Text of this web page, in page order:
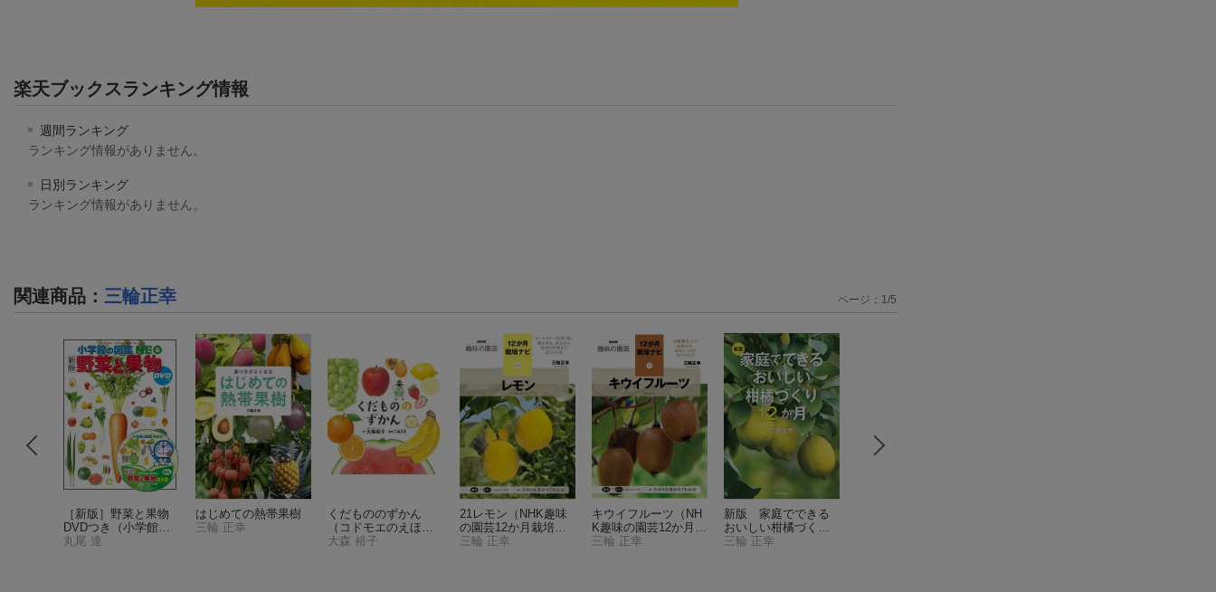
楽天ブックスランキング情報
週間ランキング
ランキング情報がありません。
日別ランキング
ランキング情報がありません。
関連商品 ： 三輪正幸
［新版］野菜と果物
DVDつき
（小学館の
図鑑NEO）
丸尾 達
はじめての熱帯果樹
三輪 正幸
くだもののずかん
（コドモエのえほ
ん）
大森 裕子
21レモン （NHK趣味
の園芸12か月栽培ナ
ビ）
三輪 正幸
キウイフルーツ （NH
K趣味の園芸12か月栽
培ナビ(17) 17）
三輪 正幸
新版 家庭でできる
おいしい柑橘づくり1
2か月
三輪 正幸
ページ： 1 /5